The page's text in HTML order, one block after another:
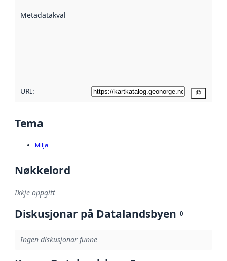
Metadatakvalitet
URI:
Tema
Miljø
Nøkkelord
Ikkje oppgitt
Diskusjonar på Datalandsbyen 0
Ingen diskusjonar funne